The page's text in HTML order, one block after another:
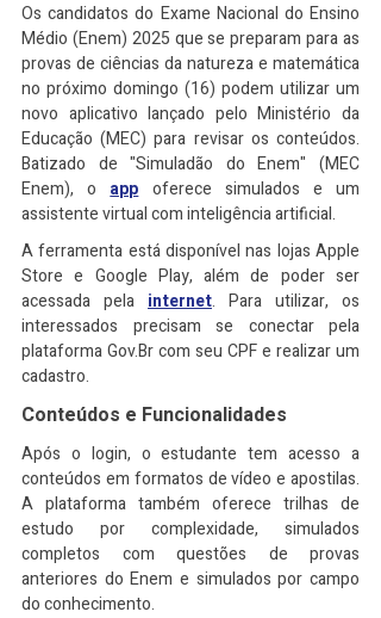
Os candidatos do Exame Nacional do Ensino
Médio (Enem) 2025 que se preparam para as
provas de ciências da natureza e matemática
no próximo domingo (16) podem utilizar um
novo aplicativo lançado pelo Ministério da
Educação (MEC) para revisar os conteúdos.
Batizado de "Simuladão do Enem" (MEC
Enem), o app oferece simulados e um
assistente virtual com inteligência artificial.
A ferramenta está disponível nas lojas Apple
Store e Google Play, além de poder ser
acessada pela internet. Para utilizar, os
interessados precisam se conectar pela
plataforma Gov.Br com seu CPF e realizar um
cadastro.
Conteúdos e Funcionalidades
Após o login, o estudante tem acesso a
conteúdos em formatos de vídeo e apostilas.
A plataforma também oferece trilhas de
estudo por complexidade, simulados
completos com questões de provas
anteriores do Enem e simulados por campo
do conhecimento.